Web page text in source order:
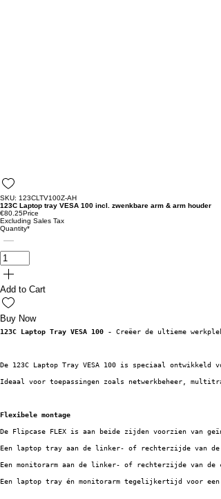
SKU: 123CLTV100Z-AH
123C Laptop tray VESA 100 incl. zwenkbare arm & arm houder
€80.25Price
Excluding Sales Tax
Quantity*
Add to Cart
Buy Now
123C Laptop Tray VESA 100 - Creëer de ultieme
De 123C Laptop Tray VESA 100 is speciaal
Ideaal voor toepassingen zoals netwerkbeheer,
Flexibele montage
De Flipcase FLEX is aan beide zijden voorzien van
Een laptop tray aan de linker- of rechterzijde van de
Een monitorarm aan de linker- of rechterzijde van de
Een laptop tray én monitorarm tegelijkertijd voor een